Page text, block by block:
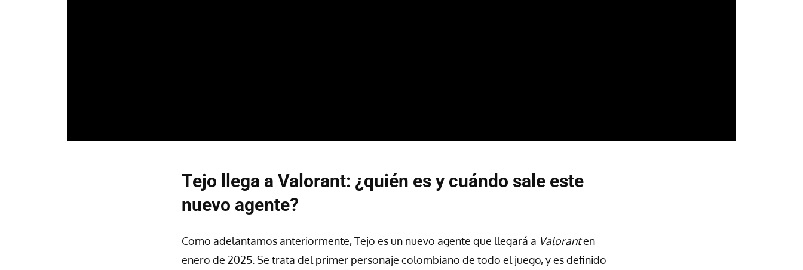
Tejo llega a Valorant: ¿quién es y cuándo sale este
nuevo agente?
Como adelantamos anteriormente, Tejo es un nuevo agente que llegará a Valoranten
enero de 2025. Se trata del primer personaje colombiano de todo el juego, y es definido